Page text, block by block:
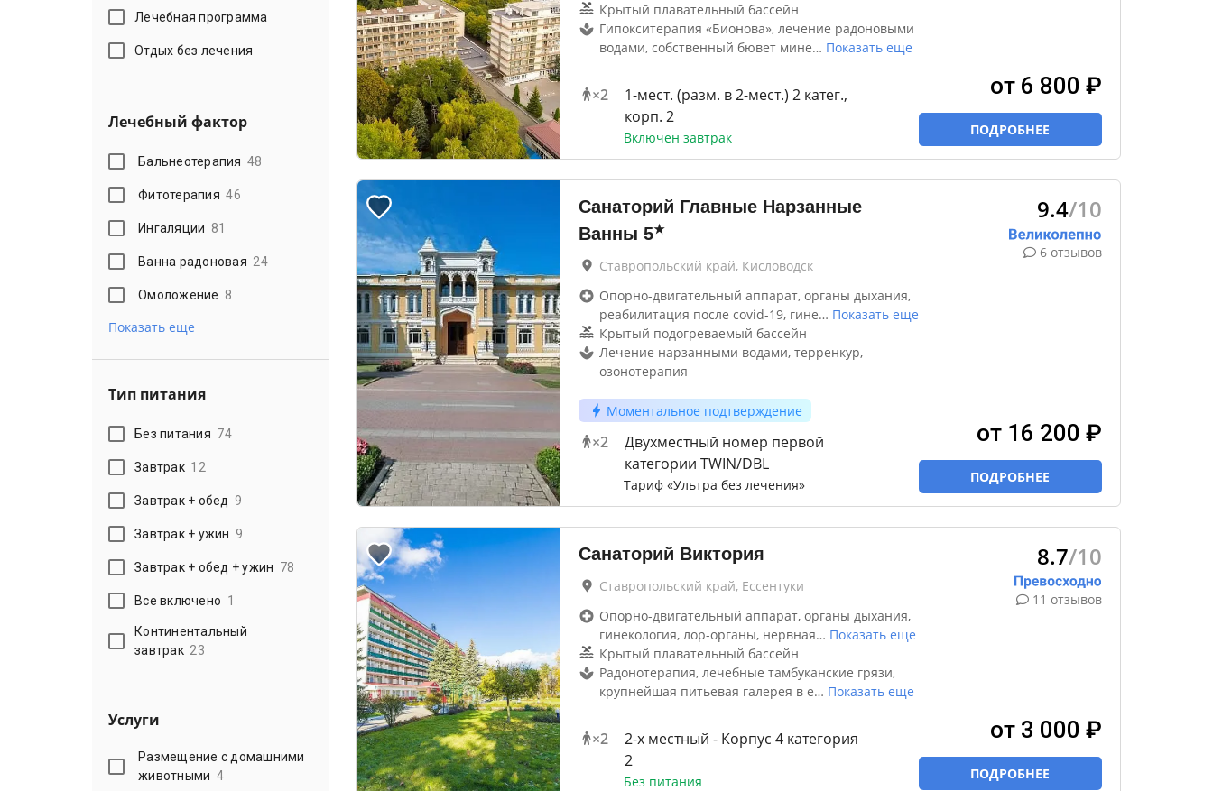
Лечебная программа
Отдых без лечения
Лечебный фактор
Бальнеотерапия 48
Фитотерапия 46
Ингаляции 81
Ванна радоновая 24
Омоложение 8
Показать еще
Тип питания
Без питания 74
Завтрак 12
Завтрак + обед 9
Завтрак + ужин 9
Завтрак + обед + ужин 78
Все включено 1
Континентальный
завтрак 23
Услуги
Размещение с домашними
животными 4
Крытый плавательный бассейн
Гипокситерапия «Бионова», лечение радоновыми
водами, собственный бювет мине… Показать еще
×2
1-мест. (разм. в 2-мест.) 2 катег.,
корп. 2
Включен завтрак
от 6 800 ₽
ПОДРОБНЕЕ
Санаторий Главные Нарзанные
Ванны 5★
Ставропольский край, Кисловодск
Опорно-двигательный аппарат, органы дыхания,
реабилитация после covid-19, гине… Показать еще
Крытый подогреваемый бассейн
Лечение нарзанными водами, терренкур,
озонотерапия
Моментальное подтверждение
×2
Двухместный номер первой
категории TWIN/DBL
Тариф «Ультра без лечения»
9.4/10
6 отзывов
от 16 200 ₽
ПОДРОБНЕЕ
Санаторий Виктория
Ставропольский край, Ессентуки
Опорно-двигательный аппарат, органы дыхания,
гинекология, лор-органы, нервная… Показать еще
Крытый плавательный бассейн
Радонотерапия, лечебные тамбуканские грязи,
крупнейшая питьевая галерея в е… Показать еще
×2
2-x местный - Корпус 4 категория
2
Без питания
8.7/10
11 отзывов
от 3 000 ₽
ПОДРОБНЕЕ